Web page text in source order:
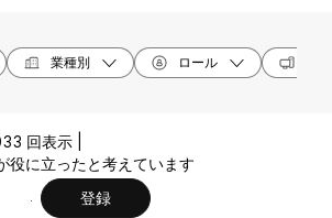
業種別 ロール
回表示 |
役に立ったと考えています
登録